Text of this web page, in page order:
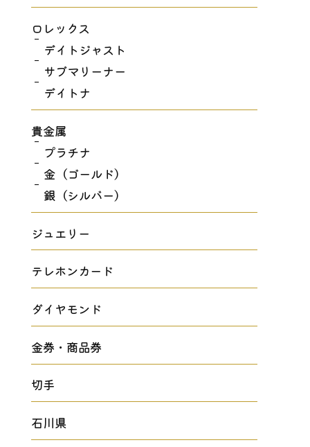
ロレックス
デイトジャスト
サブマリーナー
デイトナ
貴金属
プラチナ
金（ゴールド）
銀（シルバー）
ジュエリー
テレホンカード
ダイヤモンド
金券・商品券
切手
石川県